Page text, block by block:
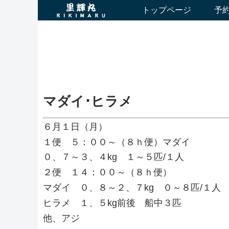
トップページ 予
マダイ･ヒラメ
６月１日（月）
１便 ５：００～（８ｈ便）マダイ
０、７～３、４kg １～５匹/１人
２便 １４：００～（８ｈ便）
マダイ ０、８～２、７kg ０～８匹/１人
ヒラメ １、５kg前後 船中３匹
他、アジ